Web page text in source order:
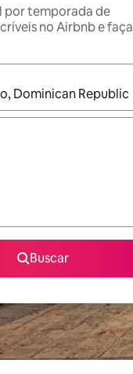
por temporada de
no Airbnb e faça
estiverem
Buscar